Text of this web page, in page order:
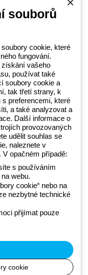
2025 a jeho ekosystému
světelná řešení, která
podporují profesionály a
Zjistěte více o
S.p.A. - P.IVA (IT)
of Companies of
Euro
souborů
cookie, které
fungování.
získání vašeho
používat také
soubory cookie a
tak třetí strany, k
preferencemi, které
a také analyzovat a
Další informace o
provozovaných
udělit souhlas se
naleznete v
. V opačném případě:
s používáním
webu.
cookie“ nebo na
nezbytné technické
přijímat pouze
cookie